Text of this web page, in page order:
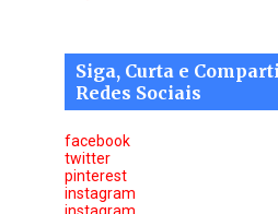
Siga, Curta e
Redes Sociais
facebook
twitter
pinterest
instagram